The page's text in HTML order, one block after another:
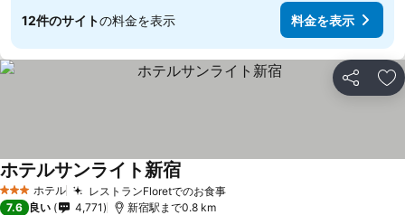
12件のサイトの料金を表示 料金を表示
シェア お
3 ホテルのランク
ホテル レストランFloretでのお食事料金を表示
ホテルサンライト新宿
7.6 良い 4,771 新宿駅まで0.8 km